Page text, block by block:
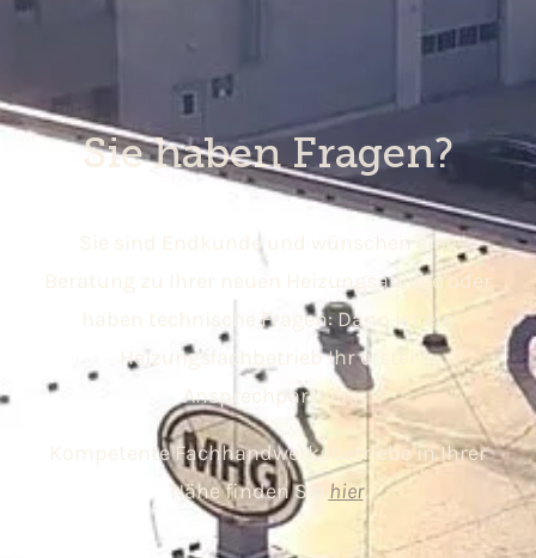
Sie haben Fragen?
Sie sind Endkunde und wünschen eine
Beratung zu Ihrer neuen Heizungsanlage oder
haben technische Fragen: Dann ist ein
Heizungsfachbetrieb Ihr erster
Ansprechpartner.
Kompetente Fachhandwerksbetriebe in Ihrer
Nähe finden Sie hier.